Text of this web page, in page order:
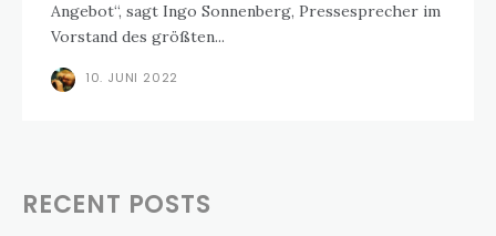
Angebot“, sagt Ingo Sonnenberg, Pressesprecher im
Vorstand des größten...
10. JUNI 2022
RECENT POSTS